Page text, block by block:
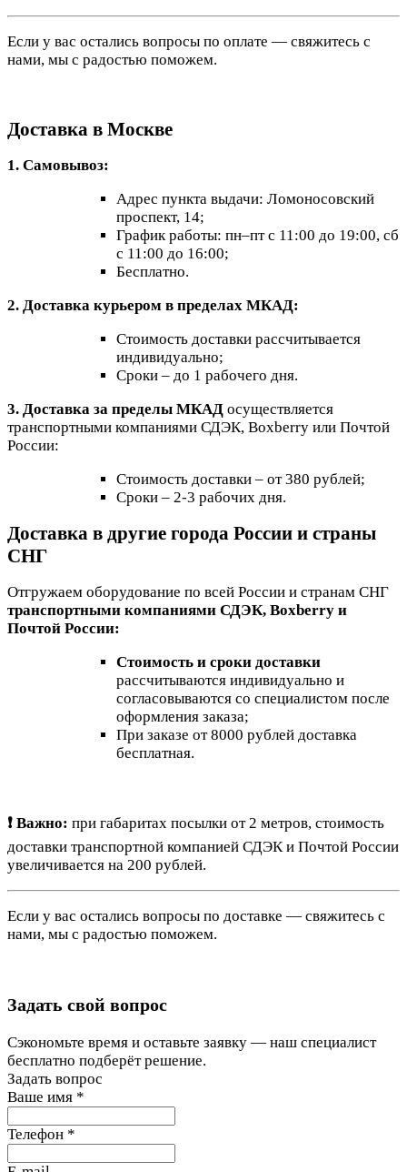
Если у вас остались вопросы по оплате — свяжитесь с
нами, мы с радостью поможем.
Доставка в Москве
1. Самовывоз:
Адрес пункта выдачи: Ломоносовский
проспект, 14;
График работы: пн–пт с 11:00 до 19:00, сб
с 11:00 до 16:00;
Бесплатно.
2. Доставка курьером в пределах МКАД:
Стоимость доставки рассчитывается
индивидуально;
Сроки – до 1 рабочего дня.
3. Доставка за пределы МКАД осуществляется
транспортными компаниями СДЭК, Boxberry или Почтой
России:
Стоимость доставки – от 380 рублей;
Сроки – 2-3 рабочих дня.
Доставка в другие города России и страны
СНГ
Отгружаем оборудование по всей России и странам СНГ
транспортными компаниями СДЭК, Boxberry и
Почтой России:
Стоимость и сроки доставки
рассчитываются индивидуально и
согласовываются со специалистом после
оформления заказа;
При заказе от 8000 рублей доставка
бесплатная.
❗ Важно: при габаритах посылки от 2 метров, стоимость
доставки транспортной компанией СДЭК и Почтой России
увеличивается на 200 рублей.
Если у вас остались вопросы по доставке — свяжитесь с
нами, мы с радостью поможем.
Задать свой вопрос
Сэкономьте время и оставьте заявку — наш специалист
бесплатно подберёт решение.
Задать вопрос
Ваше имя *
Телефон *